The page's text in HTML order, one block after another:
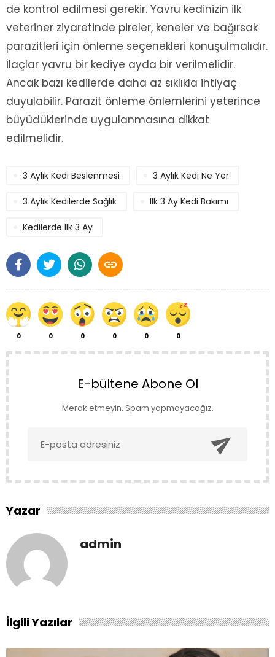

0 0 0 0 0 0
de kontrol edilmesi gerekir. Yavru kedinizin ilk
veteriner ziyaretinde pireler, keneler ve bağırsak
parazitleri için önleme seçenekleri konuşulmalıdır.
İlaçlar yavru bir kediye ayda bir verilmelidir.
Ancak bazı kedilerde daha az sıklıkla ihtiyaç
duyulabilir. Parazit önleme önlemlerini yeterince
büyüdüklerinde uygulanmasına dikkat
edilmelidir.
3 Aylık Kedi Beslenmesi 3 Aylık Kedi Ne Yer
3 Aylık Kedilerde Sağlık Ilk 3 Ay Kedi Bakımı
Kedilerde Ilk 3 Ay
E-bültene Abone Ol
Merak etmeyin. Spam yapmayacağız.

Yazar
admin
İlgili Yazılar